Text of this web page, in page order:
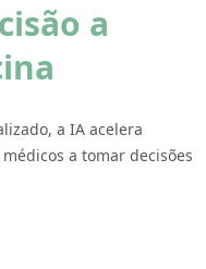
a
a IA acelera
a tomar decisões